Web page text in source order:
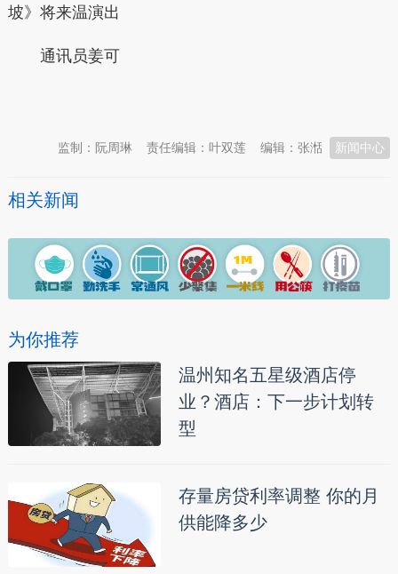
坡》将来温演出
通讯员姜可
新闻中心
编辑：张湉
责任编辑：叶双莲
监制：阮周琳
相关新闻
为你推荐
温州知名五星级酒店停
业？酒店：下一步计划转
型
存量房贷利率调整 你的月
供能降多少